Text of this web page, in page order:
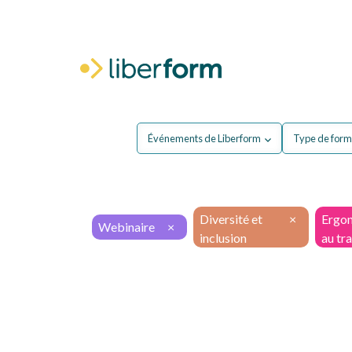
Événements de Liberform Type de
Webinaire ×
Diversité et
inclusion
×
au